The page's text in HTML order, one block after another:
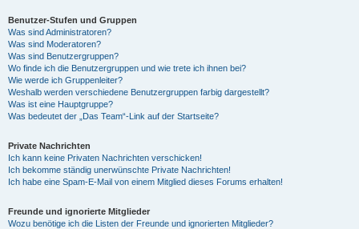
Benutzer-Stufen und Gruppen
Was sind Administratoren?
Was sind Moderatoren?
Was sind Benutzergruppen?
Wo finde ich die Benutzergruppen und wie trete ich ihnen bei?
Wie werde ich Gruppenleiter?
Weshalb werden verschiedene Benutzergruppen farbig dargestellt?
Was ist eine Hauptgruppe?
Was bedeutet der „Das Team“-Link auf der Startseite?
Private Nachrichten
Ich kann keine Privaten Nachrichten verschicken!
Ich bekomme ständig unerwünschte Private Nachrichten!
Ich habe eine Spam-E-Mail von einem Mitglied dieses Forums erhalten!
Freunde und ignorierte Mitglieder
Wozu benötige ich die Listen der Freunde und ignorierten Mitglieder?